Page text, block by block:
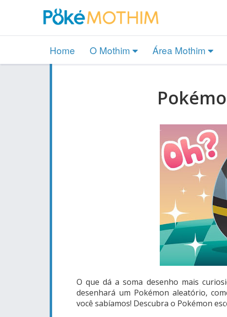
Home O Mothim Área Mothim
O que dá a soma desenho mais
desenhará um Pokémon aleatório,
você sabíamos! Descubra o Pokémon